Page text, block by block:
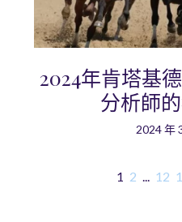
2024年肯塔基
分析師
2024 年
1 2 ... 12